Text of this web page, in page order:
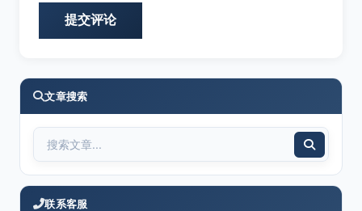
文章搜索
联系客服